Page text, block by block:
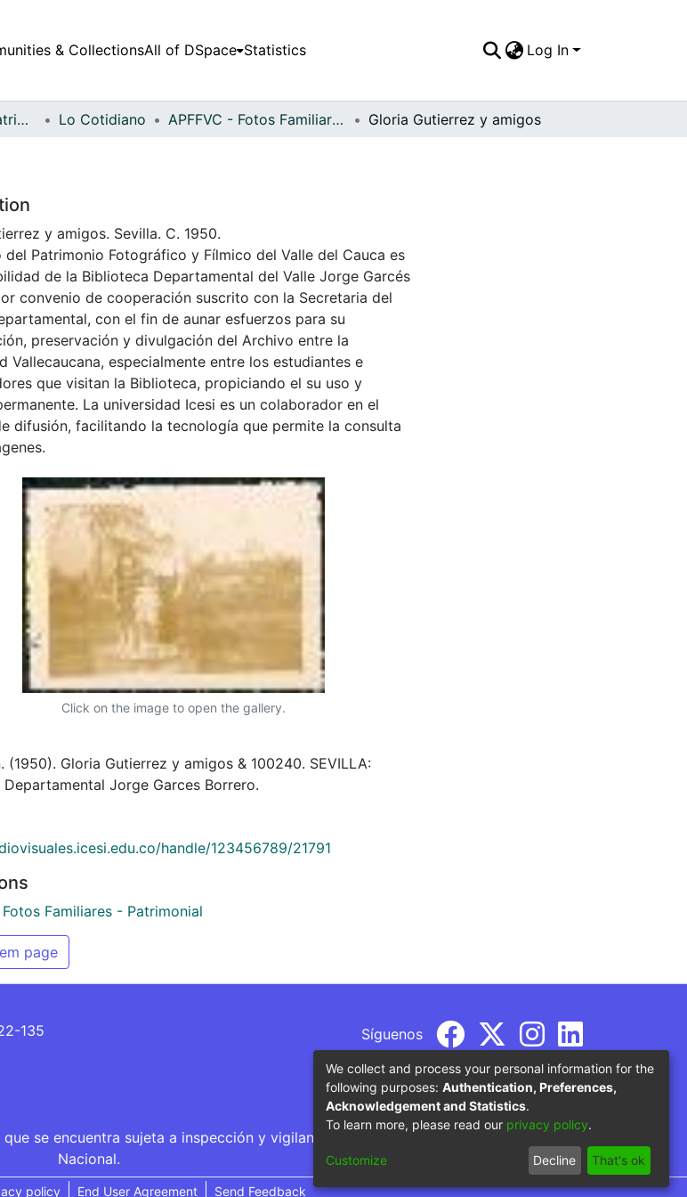
& CollectionsAll of DSpace Statistics Log In
Fondo Archivo del Patrimonio Fotográfico y Fílmico del Valle del Cauca Lo Cotidiano APFFVC - Fotos Familiares - Patrimonial Gloria Gutierrez y amigos
y amigos. Sevilla. C. 1950.
del Patrimonio Fotográfico y Fílmico del Valle del Cauca es
de la Biblioteca Departamental del Valle Jorge Garcés
convenio de cooperación suscrito con la Secretaria del
con el fin de aunar esfuerzos para su
preservación y divulgación del Archivo entre la
Vallecaucana, especialmente entre los estudiantes e
que visitan la Biblioteca, propiciando el su uso y
La universidad Icesi es un colaborador en el
difusión, facilitando la tecnología que permite la consulta
Click on the image to open the gallery.
(1950). Gloria Gutierrez y amigos & 100240. SEVILLA:
Jorge Garces Borrero.
handle/123456789/21791
Fotos Familiares - Patrimonial
page
135
Síguenos
se encuentra sujeta a inspección y vigilancia por parte del Ministerio de Educación
Nacional.
policy End User Agreement Send Feedback
We collect and process your personal information for the
following purposes: Authentication, Preferences,
Acknowledgement and Statistics.
To learn more, please read our privacy policy.
Customize Decline That's ok